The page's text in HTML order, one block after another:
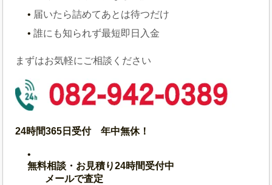
届いたら詰めてあとは待つだけ
誰にも知られず最短即日入金
まずはお気軽にご相談ください
24時間365日受付 年中無休！
無料相談・お見積り24時間受付中
メールで査定